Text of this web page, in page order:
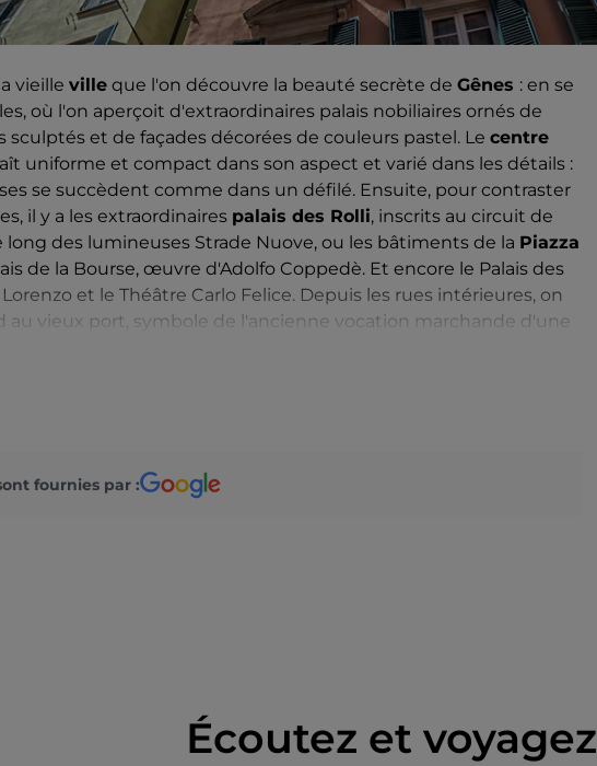
vieille ville que l'on découvre la beauté secrète de Gênes : en se
où l'on aperçoit d'extraordinaires palais nobiliaires ornés de
sculptés et de façades décorées de couleurs pastel. Le centre
uniforme et compact dans son aspect et varié dans les détails :
se succèdent comme dans un défilé. Ensuite, pour contraster
il y a les extraordinaires palais des Rolli, inscrits au circuit de
long des lumineuses Strade Nuove, ou les bâtiments de la Piazza
de la Bourse, œuvre d'Adolfo Coppedè. Et encore le Palais des
et le Théâtre Carlo Felice. Depuis les rues intérieures, on
au vieux port, symbole de l'ancienne vocation marchande d'une
Piano qui ont fait du vieux port l'un des pôles culturels les
fournies par :
Écoutez et voyagez